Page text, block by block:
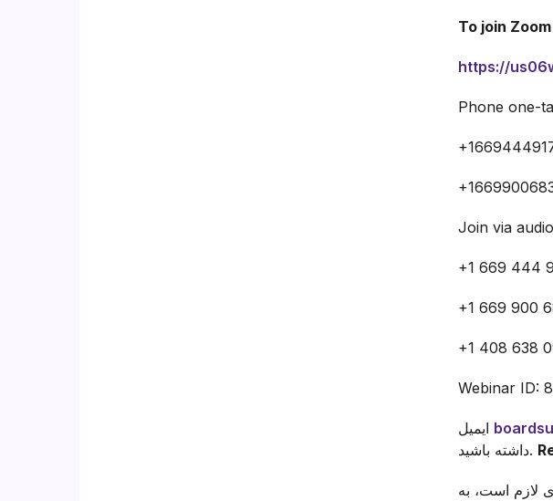
To join
https://
Phone one-
Join via
+1 669 444
Webinar ID:
داشته باشید.
لازم است، به